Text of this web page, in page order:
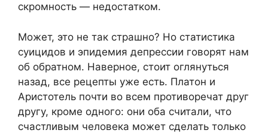
скромность — недостатком.
Может, это не так страшно? Но статистика
суицидов и эпидемия депрессии говорят нам
об обратном. Наверное, стоит оглянуться
назад, все рецепты уже есть. Платон и
Аристотель почти во всем противоречат друг
другу, кроме одного: они оба считали, что
счастливым человека может сделать только